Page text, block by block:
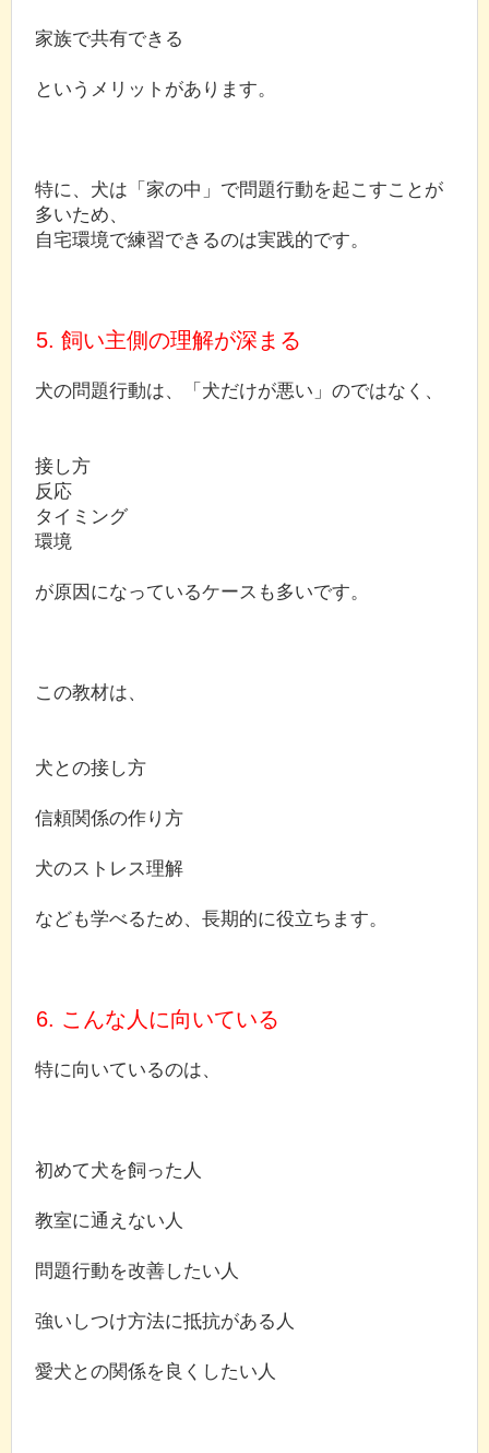
家族で共有できる
というメリットがあります。
特に、犬は「家の中」で問題行動を起こすことが
多いため、
自宅環境で練習できるのは実践的です。
5. 飼い主側の理解が深まる
犬の問題行動は、「犬だけが悪い」のではなく、
接し方
反応
タイミング
環境
が原因になっているケースも多いです。
この教材は、
犬との接し方
信頼関係の作り方
犬のストレス理解
なども学べるため、長期的に役立ちます。
6. こんな人に向いている
特に向いているのは、
初めて犬を飼った人
教室に通えない人
問題行動を改善したい人
強いしつけ方法に抵抗がある人
愛犬との関係を良くしたい人